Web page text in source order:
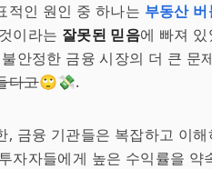
적인 원인 중 하나는 부동산 버
이라는 잘못된 믿음에 빠져
안정한 금융 시장의 더 큰 문
다고🙄💸.
, 금융 기관들은 복잡하고 이
자자들에게 높은 수익률을